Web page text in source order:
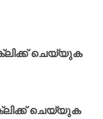
ചെയ്യുക
ചെയ്യുക